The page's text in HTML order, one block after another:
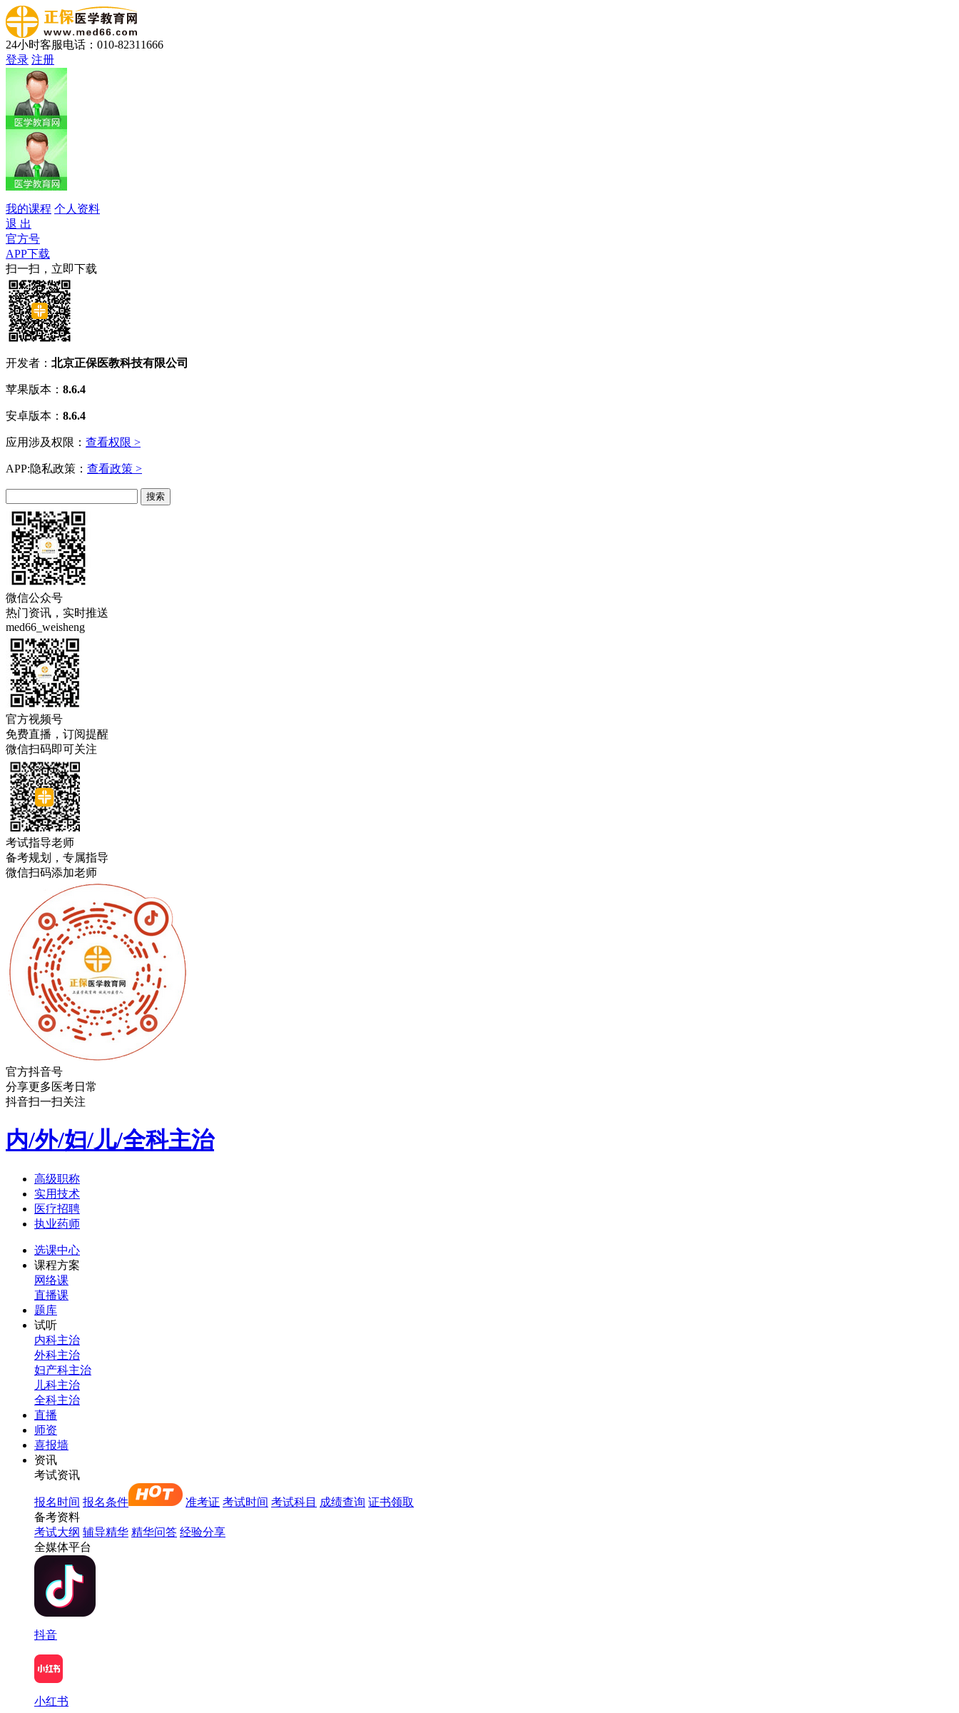
24小时客服电话：010-82311666
登录 注册
我的课程 个人资料
退 出
官方号
APP下载
扫一扫，立即下载
开发者： 北京正保医教科技有限公司
苹果版本： 8.6.4
安卓版本： 8.6.4
应用涉及权限： 查看权限 >
APP:隐私政策： 查看政策 >
微信公众号
热门资讯，实时推送
med66_weisheng
官方视频号
免费直播，订阅提醒
微信扫码即可关注
考试指导老师
备考规划，专属指导
微信扫码添加老师
官方抖音号
分享更多医考日常
抖音扫一扫关注
内/外/妇/儿/全科主治
高级职称
实用技术
医疗招聘
执业药师
选课中心
课程方案
网络课
直播课
题库
试听
内科主治
外科主治
妇产科主治
儿科主治
全科主治
直播
师资
喜报墙
资讯
考试资讯
报名时间 报名条件 准考证 考试时间 考试科目 成绩查询 证书领取
备考资料
考试大纲 辅导精华 精华问答 经验分享
全媒体平台
抖音
小红书